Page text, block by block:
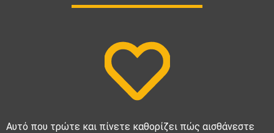
Αυτό που τρώτε και πίνετε καθορίζει πώς αισθάνεστε